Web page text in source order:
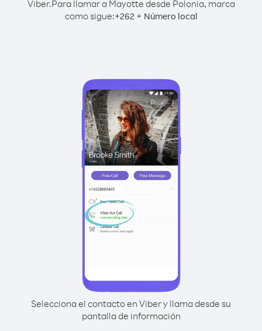
Viber.Para llamar a Mayotte desde Polonia, marca
como sigue:+262+ Número local
Selecciona el contacto en Viber y llama desde su
pantalla de información